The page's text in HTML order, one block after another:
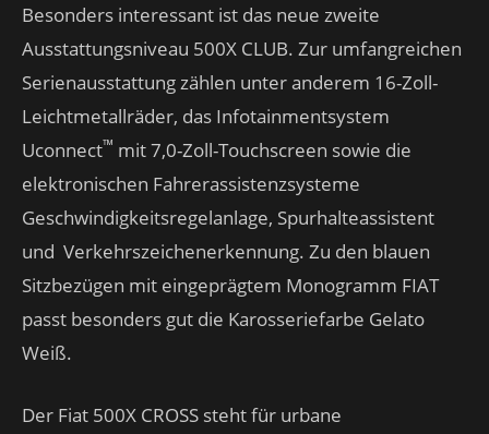
Besonders interessant ist das neue zweite
Ausstattungsniveau 500X CLUB. Zur umfangreichen
Serienausstattung zählen unter anderem 16-Zoll-
Leichtmetallräder, das Infotainmentsystem
Uconnect™ mit 7,0-Zoll-Touchscreen sowie die
elektronischen Fahrerassistenzsysteme
Geschwindigkeitsregelanlage, Spurhalteassistent
und Verkehrszeichenerkennung. Zu den blauen
Sitzbezügen mit eingeprägtem Monogramm FIAT
passt besonders gut die Karosseriefarbe Gelato
Weiß.
Der Fiat 500X CROSS steht für urbane